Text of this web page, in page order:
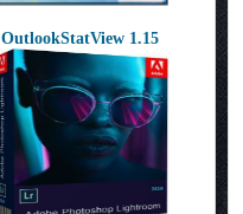
OutlookStatView 1.15